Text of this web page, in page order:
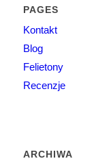
PAGES
Kontakt
Blog
Felietony
Recenzje
ARCHIWA